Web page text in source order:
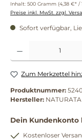
Inhalt: 500 Gramm (4,38 €* /
Preise inkl. MwSt. zzgl.
Sofort verfügbar,
Produkt Anzahl: Gib den
Zum Merkzettel
Produktnummer:
Hersteller: NATURATA
Dein Kundenkonto
Kostenloser